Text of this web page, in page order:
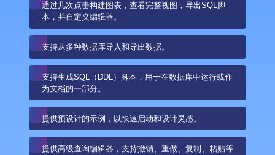
通过几次点击构建图表，查看完整视图，导出SQL脚
本，并自定义编辑器。
支持从多种数据库导入和导出数据。
支持生成SQL（DDL）脚本，用于在数据库中运行或作
为文档的一部分。
提供预设计的示例，以快速启动和设计灵感。
提供高级查询编辑器，支持撤销、重做、复制、粘贴等